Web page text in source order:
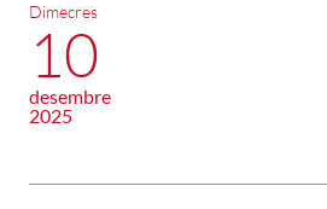
Dimecres
10
desembre
2025